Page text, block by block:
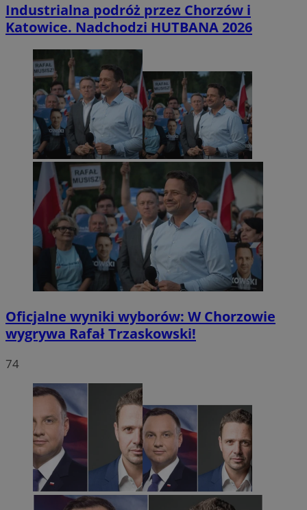
Industrialna podróż przez Chorzów i
Katowice. Nadchodzi HUTBANA 2026
Oficjalne wyniki wyborów: W Chorzowie
wygrywa Rafał Trzaskowski!
74